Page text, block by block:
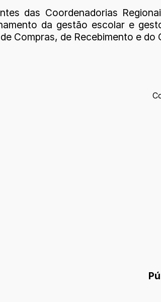
das Coordenadorias
da gestão escolar e
Compras, de Recebimento e do